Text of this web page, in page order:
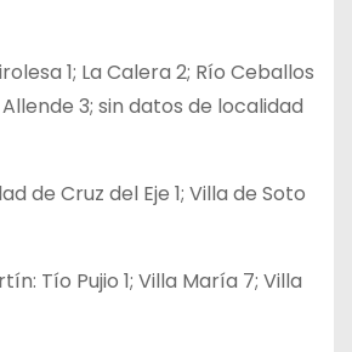
1; La Calera 2; Río Ceballos
Allende 3; sin datos de localidad
de Cruz del Eje 1; Villa de Soto
Tío Pujio 1; Villa María 7; Villa